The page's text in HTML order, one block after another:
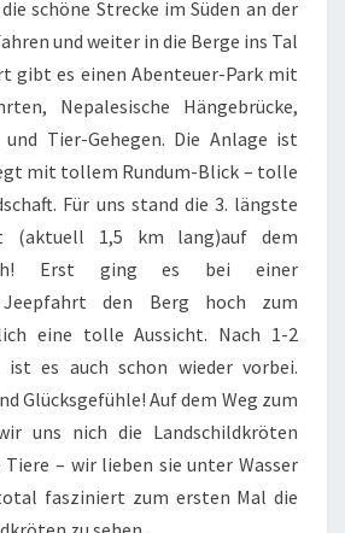
schöne Strecke im Süden an der
und weiter in die Berge ins Tal
gibt es einen Abenteuer-Park mit
Nepalesische Hängebrücke,
Tier-Gehegen. Die Anlage ist
mit tollem Rundum-Blick – tolle
Für uns stand die 3. längste
(aktuell 1,5 km lang)auf dem
Erst ging es bei einer
Jeepfahrt den Berg hoch zum
eine tolle Aussicht. Nach 1-2
ist es auch schon wieder vorbei.
Glücksgefühle! Auf dem Weg zum
uns nich die Landschildkröten
– wir lieben sie unter Wasser
fasziniert zum ersten Mal die